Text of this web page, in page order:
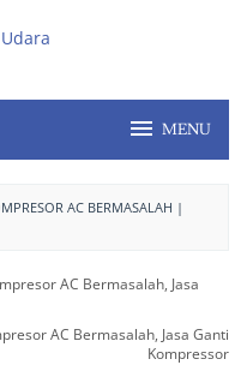
MENU
AC BERMASALAH |
AC Bermasalah, Jasa Ganti
Kompressor